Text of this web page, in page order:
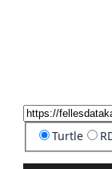
Turtle